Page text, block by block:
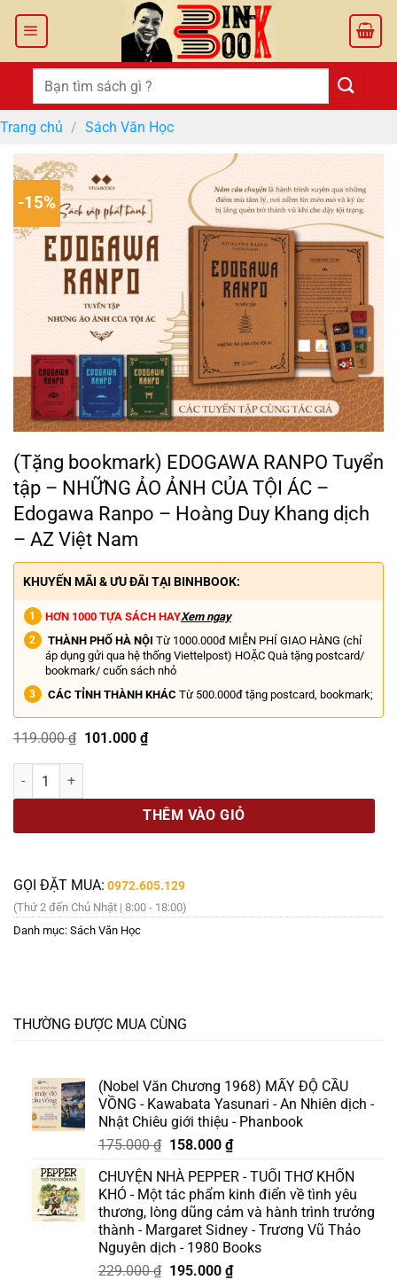
Tìm
kiếm:
Trang chủ / Sách Văn Học
-15%
(Tặng bookmark) EDOGAWA RANPO Tuyển
tập – NHỮNG ẢO ẢNH CỦA TỘI ÁC –
Edogawa Ranpo – Hoàng Duy Khang dịch
– AZ Việt Nam
KHUYẾN MÃI & ƯU ĐÃI TẠI BINHBOOK:
HƠN 1000 TỰA SÁCH HAYXem ngay
THÀNH PHỐ HÀ NỘI Từ 1000.000đ MIỄN PHÍ GIAO HÀNG (chỉ
áp dụng gửi qua hệ thống Viettelpost) HOẶC Quà tặng postcard/
bookmark/ cuốn sách nhỏ
CÁC TỈNH THÀNH KHÁC Từ 500.000đ tặng postcard, bookmark;
119.000₫ Giá
là:
101.000 ₫Giá
hiện
(Tặng bookmark) EDOGAWA RANPO Tuyển tập - NHỮNG ẢO ẢNH
THÊM VÀO GIỎ
GỌI ĐẶT MUA: 0972.605.129
(Thứ 2 đến Chủ Nhật | 8:00 - 18:00)
Danh mục: Sách Văn Học
THƯỜNG ĐƯỢC MUA CÙNG
(Nobel Văn Chương 1968) MẤY ĐỘ CẦU
VỒNG - Kawabata Yasunari - An Nhiên dịch -
Nhật Chiêu giới thiệu - Phanbook
175.000₫ Giá
là:
175.000 ₫.
158.000 ₫Giá
tại
là:
158.000 ₫.
CHUYỆN NHÀ PEPPER - TUỔI THƠ KHỐN
KHÓ - Một tác phẩm kinh điển về tình yêu
thương, lòng dũng cảm và hành trình trưởng
thành - Margaret Sidney - Trương Vũ Thảo
Nguyên dịch - 1980 Books
229.000₫ Giá
195.000 ₫Giá